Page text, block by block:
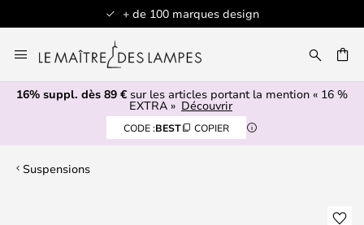
+ de 100 marques design
au
contenu
16% suppl. dès 89 € sur les articles portant la mention « 16 %
EXTRA » Découvrir
CODE :BEST COPIER
Suspensions